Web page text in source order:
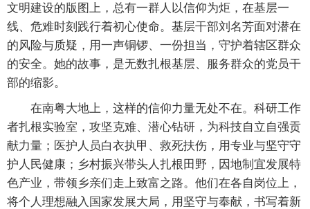
文明建设的版图上，总有一群人以信仰为炬，在基层一
线、危难时刻践行着初心使命。基层干部刘名芳面对潜在
的风险与质疑，用一声铜锣、一份担当，守护着辖区群众
的安全。她的故事，是无数扎根基层、服务群众的党员干
部的缩影。
在南粤大地上，这样的信仰力量无处不在。科研工作
者扎根实验室，攻坚克难、潜心钻研，为科技自立自强贡
献力量；医护人员白衣执甲、救死扶伤，用专业与坚守守
护人民健康；乡村振兴带头人扎根田野，因地制宜发展特
色产业，带领乡亲们走上致富之路。他们在各自岗位上，
将个人理想融入国家发展大局，用坚守与奉献，书写着新